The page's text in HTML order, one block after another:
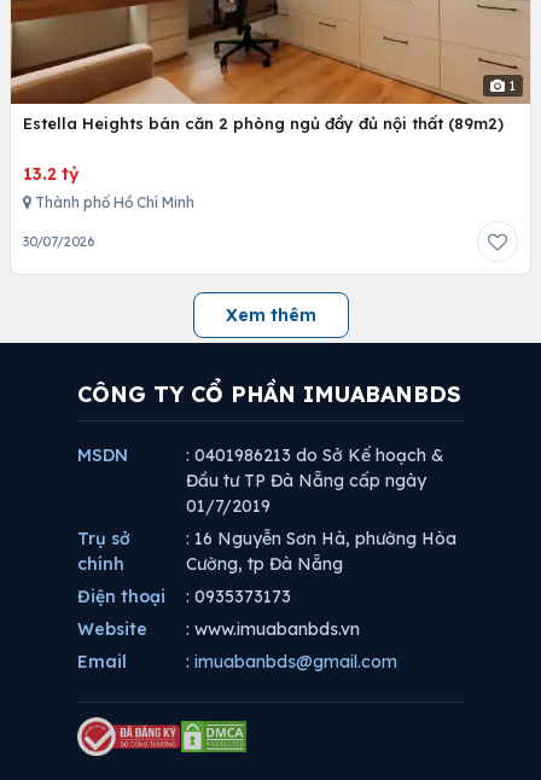
1
Estella Heights bán căn 2 phòng ngủ đầy đủ nội thất (89m2)
13.2 tỷ
Thành phố Hồ Chí Minh
30/07/2026
Xem thêm
CÔNG TY CỔ PHẦN IMUABANBDS
MSDN
: 0401986213 do Sở Kế hoạch &
Đầu tư TP Đà Nẵng cấp ngày
01/7/2019
Trụ sở
chính
: 16 Nguyễn Sơn Hà, phường Hòa
Cường, tp Đà Nẵng
Điện thoại
: 0935373173
Website
: www.imuabanbds.vn
Email
: imuabanbds@gmail.com